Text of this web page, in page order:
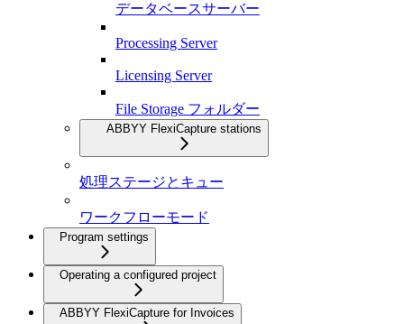
データベースサーバー
Processing Server
Licensing Server
File Storage フォルダー
ABBYY FlexiCapture stations
処理ステージとキュー
ワークフローモード
Program settings
Operating a configured project
ABBYY FlexiCapture for Invoices